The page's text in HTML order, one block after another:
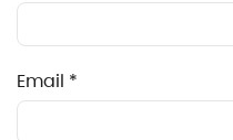
Email *